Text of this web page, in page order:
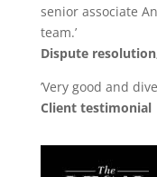
senior associate
team.’
Dispute
’Very good and
Client testimonial